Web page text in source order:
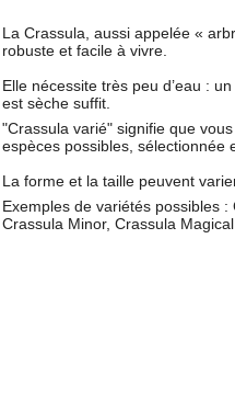
La Crassula, aussi appelée «
robuste et facile à vivre.
Elle nécessite très peu d’eau : un
est sèchesuffit.
"Crassula varié"signifie que
espèces possibles, sélectionnée
La forme et la taille peuvent
Exemples de variétés possibles :
Crassula Minor, Crassula